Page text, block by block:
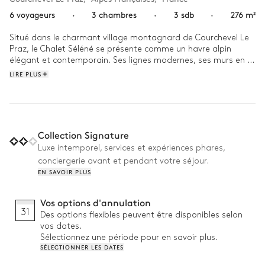
6 voyageurs
· 3 chambres · 3 sdb · 276 m²
Situé dans le charmant village montagnard de Courchevel Le
Praz, le Chalet Séléné se présente comme un havre alpin
élégant et contemporain. Ses lignes modernes, ses murs en
béton et ses accents chaleureux en bois créent le cadre idéal
agencement généreux alterne entre des espaces de vie
ouverts et des coins intimes pour des moments de
tranquillité.
• Aménagement spacieux : un espace généreux pour se réunir
et préserver son intimité
• Emplacement central : à quelques pas des boutiques,
restaurants et la vie du village
LIRE PLUS
Collection Signature
Luxe intemporel, services et expériences phares,
conciergerie avant et pendant votre séjour.
EN SAVOIR PLUS
31
Vos options d'annulation
Des options flexibles peuvent être disponibles selon
vos dates.
Sélectionnez une période pour en savoir plus.
SÉLECTIONNER LES DATES